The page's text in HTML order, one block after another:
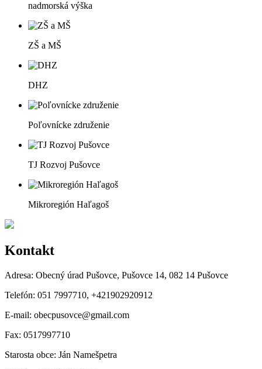
nadmorská výška
ZŠ a MŠ
DHZ
Poľovnícke združenie
TJ Rozvoj Pušovce
Mikroregión Haľagoš
Kontakt
Adresa: Obecný úrad Pušovce, Pušovce 14, 082 14 Pušovce
Telefón: 051 7997710, +421902920912
E-mail: obecpusovce@gmail.com
Fax: 0517997710
Starosta obce: Ján Namešpetra